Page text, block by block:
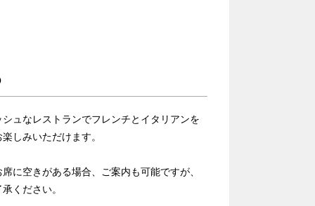
ュなレストランでフレンチとイタリアンを
しみいただけます。
に空きがある場合、ご案内も可能ですが、
ください。